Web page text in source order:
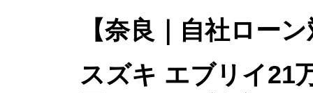
【奈良｜自社ローン
スズキ エブリイ21